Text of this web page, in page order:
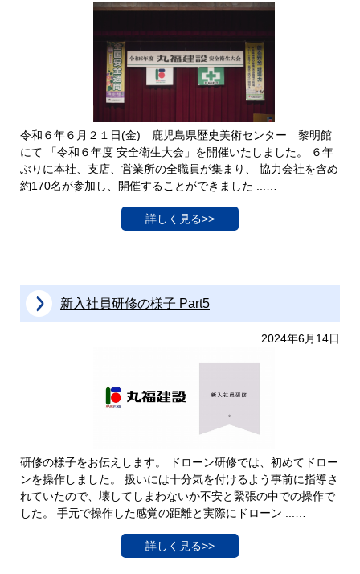
令和６年６月２１日(金) 鹿児島県歴史美術センター 黎明館
にて 「令和６年度 安全衛生大会」を開催いたしました。 ６年
ぶりに本社、支店、営業所の全職員が集まり、 協力会社を含め
約170名が参加し、開催することができました ...…
詳しく見る>>
新入社員研修の様子 Part5
2024年6月14日
研修の様子をお伝えします。 ドローン研修では、初めてドロー
ンを操作しました。 扱いには十分気を付けるよう事前に指導さ
れていたので、壊してしまわないか不安と緊張の中での操作で
した。 手元で操作した感覚の距離と実際にドローン ...…
詳しく見る>>